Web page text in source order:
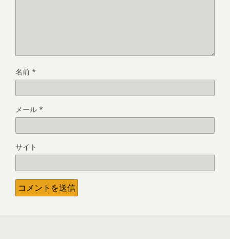
名前 *
メール *
サイト